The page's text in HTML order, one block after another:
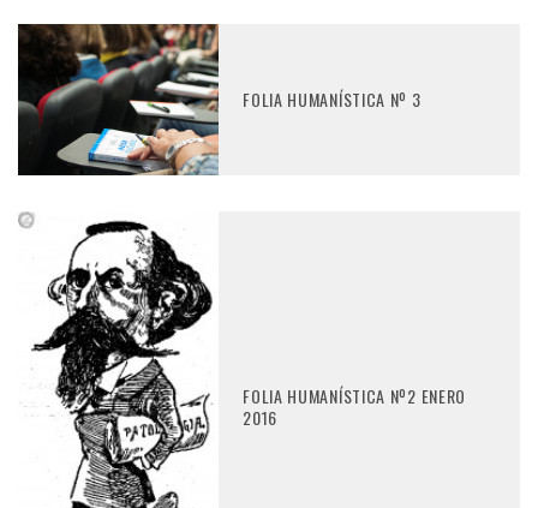
FOLIA HUMANÍSTICA Nº 3
FOLIA HUMANÍSTICA Nº2 ENERO
2016